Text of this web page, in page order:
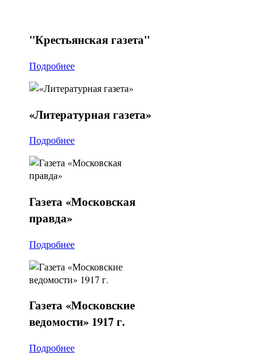
"Крестьянскаягазета"
Подробнее
«Литературнаягазета»
Подробнее
Газета«Московская
правда»
Подробнее
Газета«Московские
ведомости» 1917 г.
Подробнее